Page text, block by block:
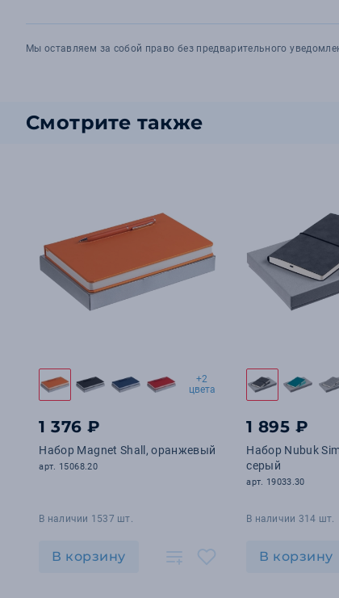
Мы оставляем за собой право без предварительного
Смотрите также
+2
цвета
1 376 ₽
Набор Magnet Shall, оранжевый
арт. 15068.20
В наличии 1537 шт.
В корзину
1 895 ₽
Набор Nubuk
серый
арт. 19033.30
В наличии 314 шт.
В корзину